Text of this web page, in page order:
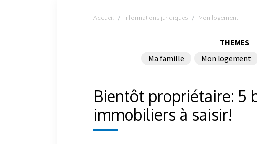
Accueil Informations juridiques Mon logement
THEMES
Ma famille
Mon logement
Bientôt propriétaire: 5
immobiliers à saisir!